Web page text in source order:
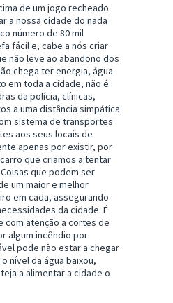
de um jogo recheado
a nossa cidade do nada
número de 80 mil
fácil e, cabe a nós criar
não leve ao abandono dos
chega ter energia, água
em toda a cidade, não é
da polícia, clínicas,
a uma distância simpática
sistema de transportes
aos seus locais de
apenas por existir, por
que criamos a tentar
que podem ser
um maior e melhor
em cada, assegurando
da cidade. É
atenção a cortes de
algum incêndio por
pode não estar a chegar
nível da água baixou,
a alimentar a cidade o